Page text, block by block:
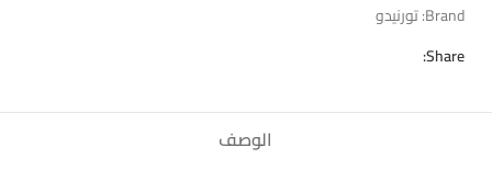
Brand: تورنيدو
Share:
الوصف